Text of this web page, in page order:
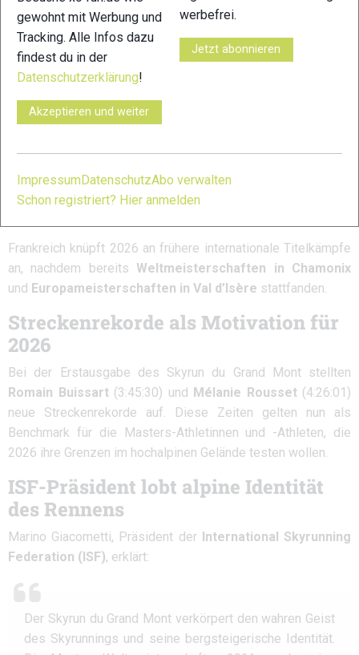
Beaufortain-Massivs bietet nicht nur sportliche
Höchstleistungen, sondern auch ein spektakuläres Erlebnis
für Zuschauerinnen und Zuschauer.
Frankreich erneut im Fokus des
internationalen Skyrunnings
Skyrunning World Championships bereits inItalien, Portugal
und Bulgarienausgetragen.2025 nahmen 23 Nationen teil
17 Länder gewannen Medaillen. Portugal führte die
Frankreich knüpft 2026 an frühere internationale Titelkämpfe
an, nachdem bereits Weltmeisterschaften in Chamonix
und Europameisterschaften in Val d’Isère stattfanden.
Streckenrekorde als Motivation für
2026
Bei der Erstausgabe des Skyrun du Grand Mont stellten
Romain Buissart(3:45:30) und Mélanie Rousset(4:26:01)
neue Streckenrekorde auf. Diese Zeiten gelten nun als
Benchmark für die Masters-Athletinnen und -Athleten, die
2026 ihre Grenzen im hochalpinen Gelände testen wollen.
ISF-Präsident lobt alpine Identität
des Rennens
Marino Giacometti, Präsident der International Skyrunning
Federation (ISF), erklärt:
Der Skyrun du Grand Mont verkörpert den wahren Geist
des Skyrunnings und seine bergsteigerische Identität.
gewohnt mit Werbung und
Tracking. Alle Infos dazu
findest du in der
Datenschutzerklärung!
Akzeptieren und weiter
werbefrei.
Jetzt abonnieren
Impressum DatenschutzAbo verwalten
Schon registriert? Hier anmelden